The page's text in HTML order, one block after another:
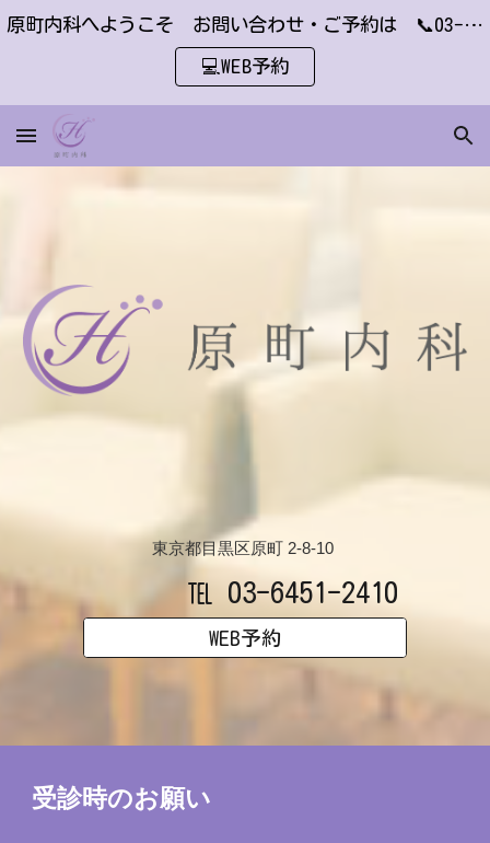
Skip to main content
原町内科へようこそ お問い合わせ・ご予約は 📞03-6451-2410 または
💻WEB予約
東京都目黒区原町 2-8-10
℡ 03-6451-2410
WEB予約
受診時のお願い